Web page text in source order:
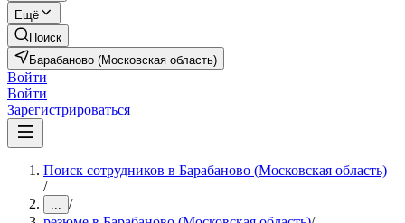
Ещё
Поиск
Барабаново (Московская область)
Войти
Войти
Зарегистрироваться
Поиск сотрудников в Барабаново (Московская область)
/
... /